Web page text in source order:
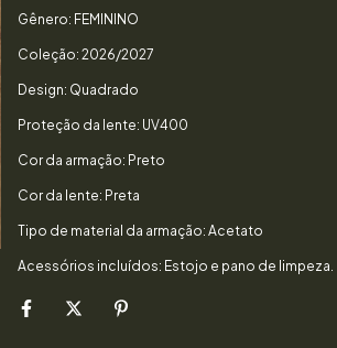
Gênero: FEMININO
Coleção: 2026/2027
Design: Quadrado
Proteção da lente: UV400
Cor da armação: Preto
Cor da lente: Preta
Tipo de material da armação: Acetato
Acessórios incluídos: Estojo e pano de limpeza.